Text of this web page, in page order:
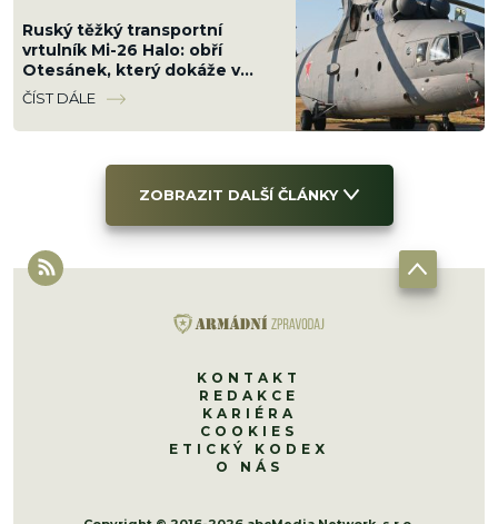
Ruský těžký transportní
vrtulník Mi-26 Halo: obří
Otesánek, který dokáže v
podvěsu odnést dopravní
letadlo
ČÍST DÁLE
ZOBRAZIT DALŠÍ ČLÁNKY
KONTAKT
REDAKCE
KARIÉRA
COOKIES
ETICKÝ KODEX
O NÁS